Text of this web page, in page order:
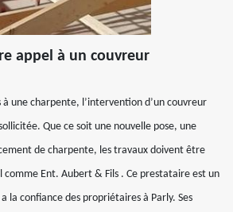
appel à un couvreur
une charpente, l’intervention d’un couvreur
Que ce soit une nouvelle pose, une
de charpente, les travaux doivent être
comme Ent. Aubert & Fils . Ce prestataire est un
la confiance des propriétaires à Parly. Ses